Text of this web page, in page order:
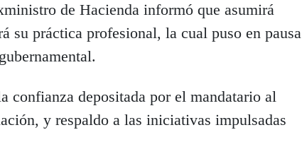
de Hacienda informó que asumirá
su práctica profesional, la cual puso en pausa
confianza depositada por el mandatario al
y respaldo a las iniciativas impulsadas